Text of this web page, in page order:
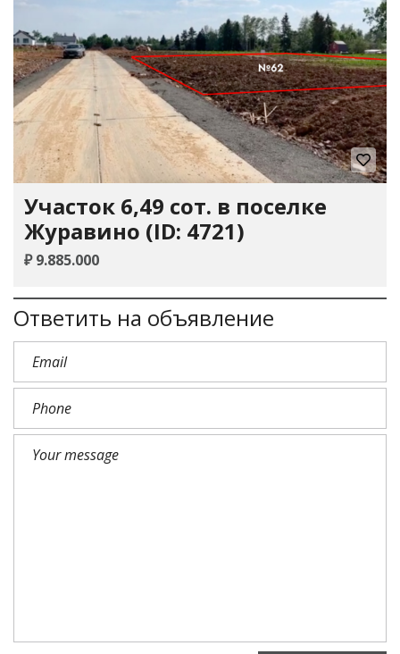
Участок 6,49 сот. в поселке
Журавино (ID: 4721)
₽ 9.885.000
Ответить на объявление